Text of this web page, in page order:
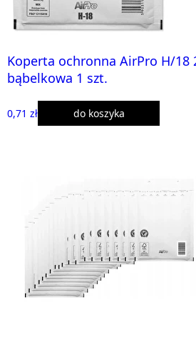
Koperta ochronna AirPro H/18
bąbelkowa 1 szt.
0,71 zł do koszyka